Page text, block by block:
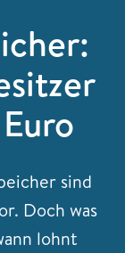
sind
Doch was
lohnt